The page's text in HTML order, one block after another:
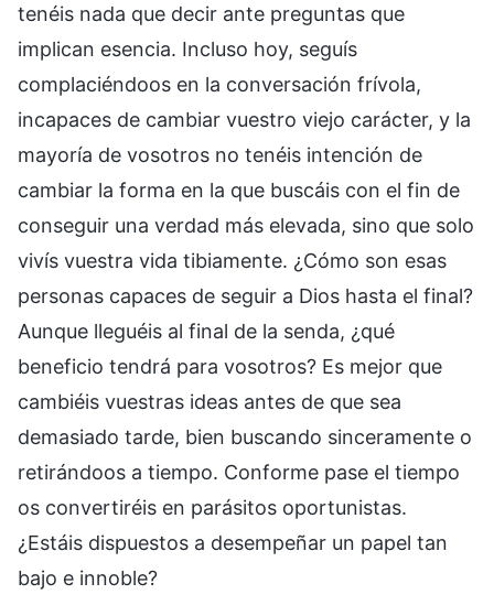
tenéis nada que decir ante preguntas que
implican esencia. Incluso hoy, seguís
complaciéndoos en la conversación frívola,
incapaces de cambiar vuestro viejo carácter, y la
mayoría de vosotros no tenéis intención de
cambiar la forma en la que buscáis con el fin de
conseguir una verdad más elevada, sino que solo
vivís vuestra vida tibiamente. ¿Cómo son esas
personas capaces de seguir a Dios hasta el final?
Aunque lleguéis al final de la senda, ¿qué
beneficio tendrá para vosotros? Es mejor que
cambiéis vuestras ideas antes de que sea
demasiado tarde, bien buscando sinceramente o
retirándoos a tiempo. Conforme pase el tiempo
os convertiréis en parásitos oportunistas.
¿Estáis dispuestos a desempeñar un papel tan
bajo e innoble?